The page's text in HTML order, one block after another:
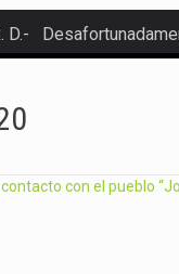
D.-
Nacional de Salud
(República